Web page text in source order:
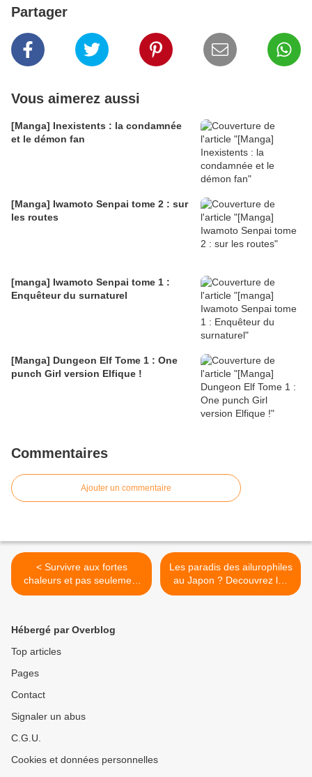
Partager
Vous aimerez aussi
[Manga] Inexistents : la condamnée
et le démon fan
[Manga] Iwamoto Senpai tome 2 : sur
les routes
[manga] Iwamoto Senpai tome 1 :
Enquêteur du surnaturel
[Manga] Dungeon Elf Tome 1 : One
punch Girl version Elfique !
Commentaires
Ajouter un commentaire
< Survivre aux fortes
chaleurs et pas seulement
en buvant de l’eau !
Les paradis des ailurophiles
au Japon ? Decouvrez les
îles aux chats! >
Hébergé par Overblog
Top articles
Pages
Contact
Signaler un abus
C.G.U.
Cookies et données personnelles